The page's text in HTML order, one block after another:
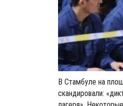
В Стамбуле на
скандировали: